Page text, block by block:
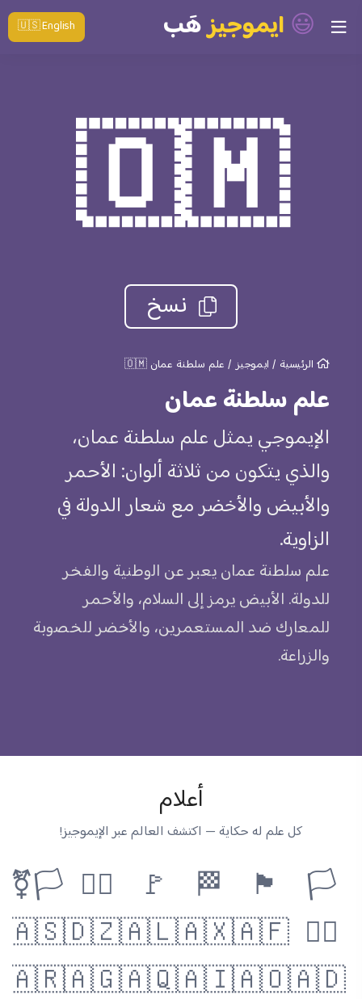
😃ايموجيزهَب 🇺🇸 English
🇴🇲
نسخ
الرئيسية / ايموجيز / علم سلطنة عمان 🇴🇲
علم سلطنة عمان
الإيموجي يمثل علم سلطنة عمان،
والذي يتكون من ثلاثة ألوان: الأحمر
والأبيض والأخضر مع شعار الدولة في
الزاوية.
علم سلطنة عمان يعبر عن الوطنية والفخر
للدولة. الأبيض يرمز إلى السلام، والأحمر
للمعارك ضد المستعمرين، والأخضر للخصوبة
والزراعة.
أعلام
كل علم له حكاية — اكتشف العالم عبر الإيموجيز!
🏳️
🏴
🏁
🚩
🏳️‍🌈
🏳️‍⚧️
🏴‍☠️
🇦🇫
🇦🇽
🇦🇱
🇩🇿
🇦🇸
🇦🇩
🇦🇴
🇦🇮
🇦🇶
🇦🇬
🇦🇷